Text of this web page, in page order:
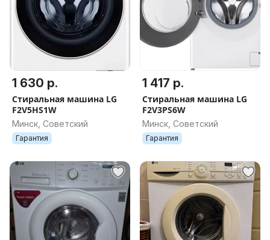
1 630 р.
Стиральная машина LG
F2V5HS1W
Минск, Советский
Гарантия
1 417 р.
Стиральная машина LG
F2V3PS6W
Минск, Советский
Гарантия